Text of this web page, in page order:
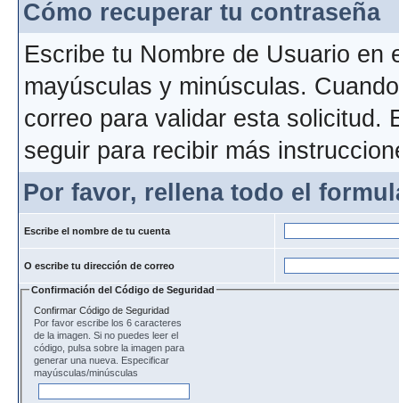
Cómo recuperar tu contraseña
Escribe tu Nombre de Usuario en
mayúsculas y minúsculas.
correo para validar esta solicitud.
seguir para recibir más
Por favor, rellena todo el
Escribe el nombre de tu cuenta
O escribe tu dirección de correo
Confirmación del Código de Seguridad
Confirmar Código de Seguridad
Por favor escribe los 6 caracteres
de la imagen. Si no puedes leer el
código, pulsa sobre la imagen para
generar una nueva. Especificar
mayúsculas/minúsculas